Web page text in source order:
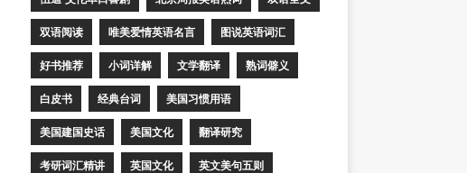
双语阅读 唯美爱情英语名言 图说英语词汇
好书推荐 小词详解 文学翻译 熟词僻义
白皮书 经典台词 美国习惯用语
美国建国史话 美国文化 翻译研究
考研词汇精讲 英国文化 英文美句五则